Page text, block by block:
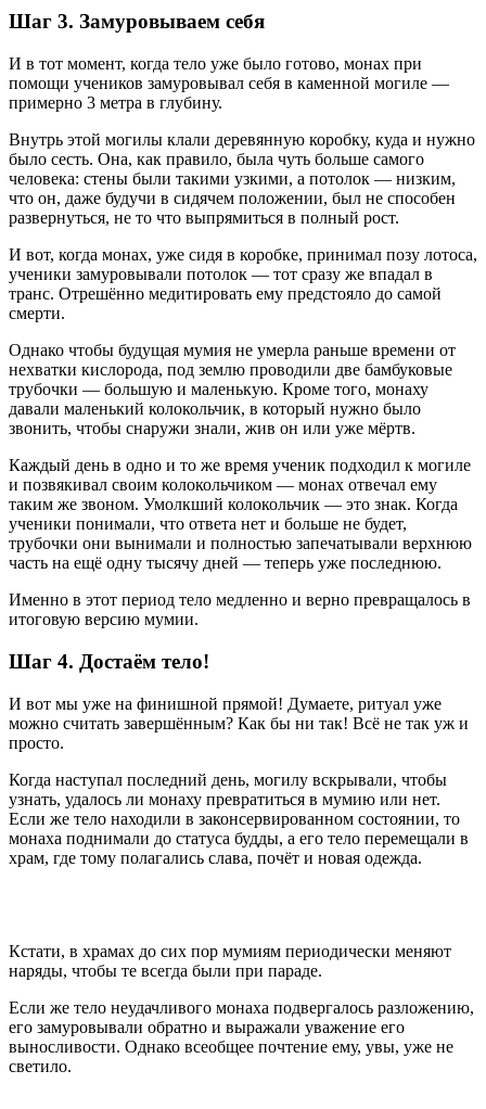
Шаг 3. Замуровываем себя
И в тот момент, когда тело уже было готово, монах при
помощи учеников замуровывал себя в каменной могиле —
примерно 3 метра в глубину.
Внутрь этой могилы клали деревянную коробку, куда и нужно
было сесть. Она, как правило, была чуть больше самого
человека: стены были такими узкими, а потолок — низким,
что он, даже будучи в сидячем положении, был не способен
развернуться, не то что выпрямиться в полный рост.
И вот, когда монах, уже сидя в коробке, принимал позу лотоса,
ученики замуровывали потолок — тот сразу же впадал в
транс. Отрешённо медитировать ему предстояло до самой
смерти.
Однако чтобы будущая мумия не умерла раньше времени от
нехватки кислорода, под землю проводили две бамбуковые
трубочки — большую и маленькую. Кроме того, монаху
давали маленький колокольчик, в который нужно было
звонить, чтобы снаружи знали, жив он или уже мёртв.
Каждый день в одно и то же время ученик подходил к могиле
и позвякивал своим колокольчиком — монах отвечал ему
таким же звоном. Умолкший колокольчик — это знак. Когда
ученики понимали, что ответа нет и больше не будет,
трубочки они вынимали и полностью запечатывали верхнюю
часть на ещё одну тысячу дней — теперь уже последнюю.
Именно в этот период тело медленно и верно превращалось в
итоговую версию мумии.
Шаг 4. Достаём тело!
И вот мы уже на финишной прямой! Думаете, ритуал уже
можно считать завершённым? Как бы ни так! Всё не так уж и
просто.
Когда наступал последний день, могилу вскрывали, чтобы
узнать, удалось ли монаху превратиться в мумию или нет.
Если же тело находили в законсервированном состоянии, то
монаха поднимали до статуса будды, а его тело перемещали в
храм, где тому полагались слава, почёт и новая одежда.
Кстати, в храмах до сих пор мумиям периодически меняют
наряды, чтобы те всегда были при параде.
Если же тело неудачливого монаха подвергалось разложению,
его замуровывали обратно и выражали уважение его
выносливости. Однако всеобщее почтение ему, увы, уже не
светило.